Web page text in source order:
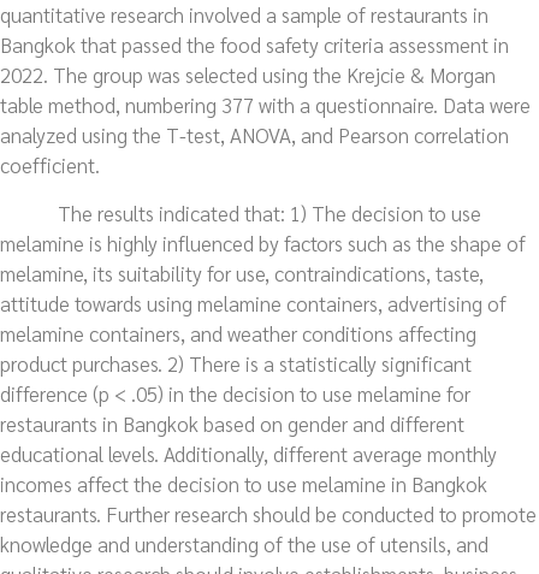
quantitative research involved a sample of restaurants in
Bangkok that passed the food safety criteria assessment in
2022. The group was selected using the Krejcie & Morgan
table method, numbering 377 with a questionnaire. Data were
analyzed using the T-test, ANOVA, and Pearson correlation
coefficient.
The results indicated that: 1) The decision to use
melamine is highly influenced by factors such as the shape of
melamine, its suitability for use, contraindications, taste,
attitude towards using melamine containers, advertising of
melamine containers, and weather conditions affecting
product purchases. 2) There is a statistically significant
difference (p < .05) in the decision to use melamine for
restaurants in Bangkok based on gender and different
educational levels. Additionally, different average monthly
incomes affect the decision to use melamine in Bangkok
restaurants. Further research should be conducted to promote
knowledge and understanding of the use of utensils, and